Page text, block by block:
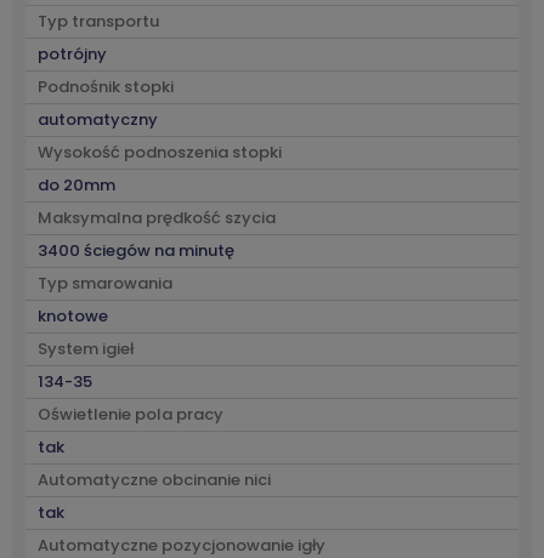
Typ transportu
potrójny
Podnośnik stopki
automatyczny
Wysokość podnoszenia stopki
do 20mm
Maksymalna prędkość szycia
3400 ściegów na minutę
Typ smarowania
knotowe
System igieł
134-35
Oświetlenie pola pracy
tak
Automatyczne obcinanie nici
tak
Automatyczne pozycjonowanie igły